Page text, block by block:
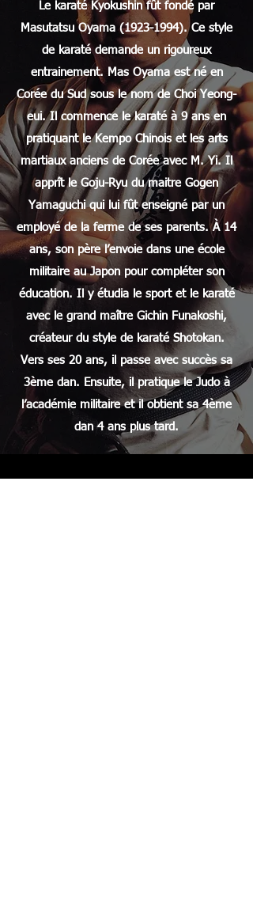
Le karaté Kyokushin fût fondé par
Masutatsu Oyama (1923-1994). Ce style
de karaté demande un rigoureux
entrainement. Mas Oyama est né en
Corée du Sud sous le nom de Choi Yeong-
eui. Il commence le karaté à 9 ans en
pratiquant le Kempo Chinois et les arts
martiaux anciens de Corée avec M. Yi. Il
apprît le Goju-Ryu du maitre Gogen
Yamaguchi qui lui fût enseigné par un
employé de la ferme de ses parents. À 14
ans, son père l’envoie dans une école
militaire au Japon pour compléter son
éducation. Il y étudia le sport et le karaté
avec le grand maître Gichin Funakoshi,
créateur du style de karaté Shotokan.
Vers ses 20 ans, il passe avec succès sa
3ème dan. Ensuite, il pratique le Judo à
l’académie militaire et il obtient sa 4ème
dan 4 ans plus tard.